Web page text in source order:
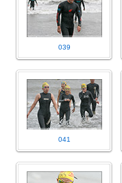
039
041